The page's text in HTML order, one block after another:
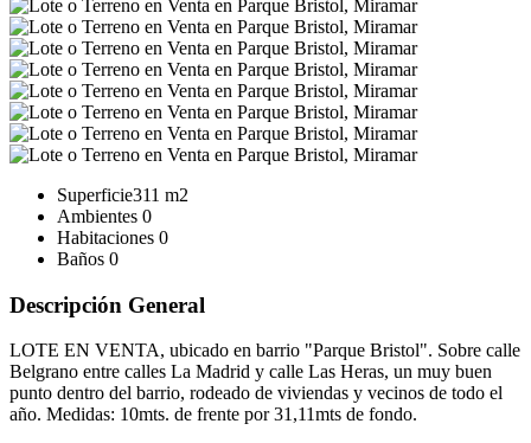
Superficie311 m2
Ambientes 0
Habitaciones 0
Baños 0
Descripción General
LOTE EN VENTA, ubicado en barrio "Parque Bristol". Sobre calle
Belgrano entre calles La Madrid y calle Las Heras, un muy buen
punto dentro del barrio, rodeado de viviendas y vecinos de todo el
año. Medidas: 10mts. de frente por 31,11mts de fondo.